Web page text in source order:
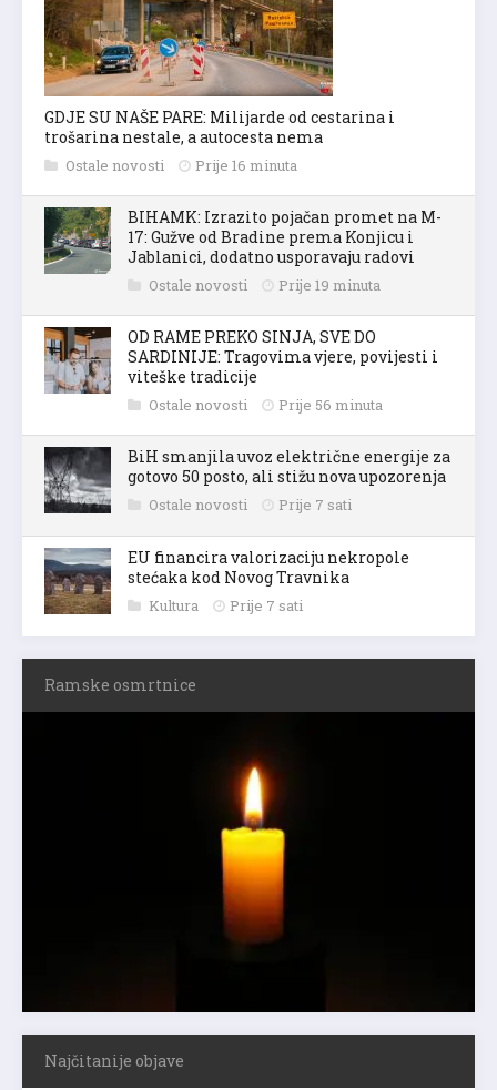
GDJE SU NAŠE PARE: Milijarde od cestarina i
trošarina nestale, a autocesta nema
Ostale novosti Prije 16 minuta
BIHAMK: Izrazito pojačan promet na M-
17: Gužve od Bradine prema Konjicu i
Jablanici, dodatno usporavaju radovi
Ostale novosti Prije 19 minuta
OD RAME PREKO SINJA, SVE DO
SARDINIJE: Tragovima vjere, povijesti i
viteške tradicije
Ostale novosti Prije 56 minuta
BiH smanjila uvoz električne energije za
gotovo 50 posto, ali stižu nova upozorenja
Ostale novosti Prije 7 sati
EU financira valorizaciju nekropole
stećaka kod Novog Travnika
Kultura Prije 7 sati
Ramske osmrtnice
Najčitanije objave